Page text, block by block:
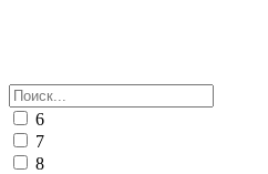
6
7
8